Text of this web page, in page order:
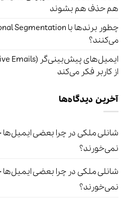
هم حذف هم بشوند
می‌کنند؟
از کاربر فکر می‌کند
آخرین دیدگاه‌ها
شانلی ملکی در چرا بعضی ایمیل‌ها
نمی‌خورند؟
شانلی ملکی در چرا بعضی ایمیل‌ها
نمی‌خورند؟